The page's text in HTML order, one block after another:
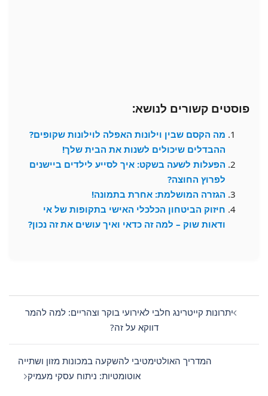
פוסטים קשורים לנושא:
מה הקסם שבין וילונות האפלה לוילונות שקופים?
ההבדלים שיכולים לשנות את הבית שלך!
הפעלות לשעה בשקט: איך לסייע לילדים ביישנים
לפרוץ החוצה?
הגזרה המושלמת: אחרת בתמונה!
חיזוק הביטחון הכלכלי האישי בתקופות של אי
ודאות שוק – למה זה כדאי ואיך עושים את זה נכון?
navigationיתרונות קייטרינג חלבי לאירועי בוקר וצהריים: למה להמר
דווקא על זה?
המדריך האולטימטיבי להשקעה במכונות מזון ושתייה
אוטומטיות: ניתוח עסקי מעמיק